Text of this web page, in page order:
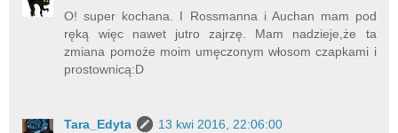
O! super kochana. I Rossmanna i Auchan mam pod
ręką więc nawet jutro zajrzę. Mam nadzieje,że ta
zmiana pomoże moim umęczonym włosom czapkami i
prostownicą:D
Tara_Edyta
13 kwi 2016, 22:06:00